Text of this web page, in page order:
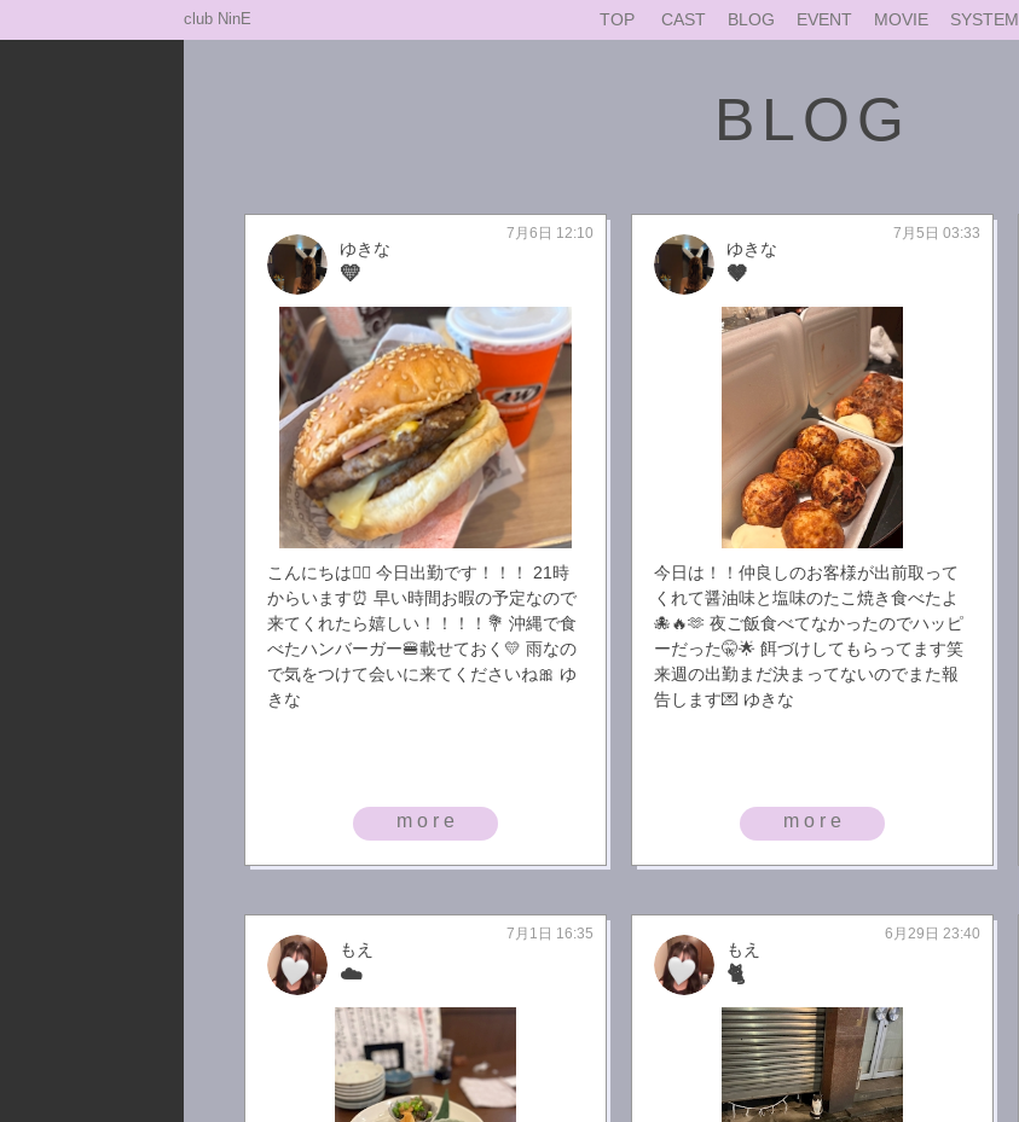
club NinE TOP CAST BLOG EVENT MOVIE SYSTEM
BLOG
ゆきな
💛
7月6日 12:10
こんにちは🧚‍♀️ 今日出勤です！！！ 21時
からいます⏰ 早い時間お暇の予定なので
来てくれたら嬉しい！！！！💐 沖縄で食
べたハンバーガー🍔載せておく💛 雨なの
で気をつけて会いに来てくださいね🎀 ゆ
きな
more
ゆきな
🤎
7月5日 03:33
今日は！！仲良しのお客様が出前取って
くれて醤油味と塩味のたこ焼き食べたよ
🐙🔥🫶 夜ご飯食べてなかったのでハッピ
ーだった🤫🌟 餌づけしてもらってます笑
来週の出勤まだ決まってないのでまた報
告します💌 ゆきな
more
もえ
☁️
7月1日 16:35
もえ
🐈
6月29日 23:40